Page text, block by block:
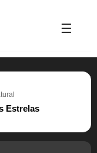
☰
Estrelas